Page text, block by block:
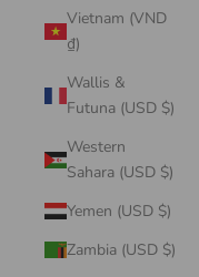
Vietnam (VND
₫)
Wallis &
Futuna (USD $)
Western
Sahara (USD $)
Yemen (USD $)
Zambia (USD $)